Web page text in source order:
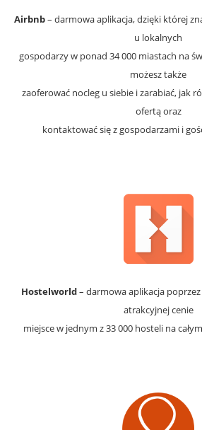
Airbnb– darmowa aplikacja, dzięki której
u lokalnych
gospodarzy w ponad 34 000 miastach na
możesz także
zaoferować nocleg u siebie i zarabiać, jak
ofertą oraz
kontaktować się z gospodarzami i
Hostelworld– darmowa aplikacja
atrakcyjnej cenie
miejsce w jednym z 33 000 hosteli na